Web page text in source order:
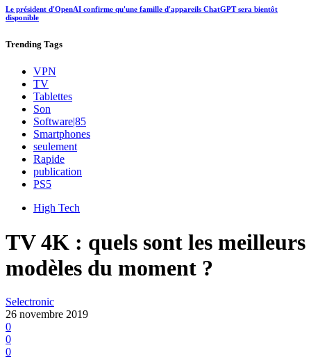
Le président d'OpenAI confirme qu'une famille d'appareils ChatGPT sera bientôt
disponible
Trending Tags
VPN
TV
Tablettes
Son
Software|85
Smartphones
seulement
Rapide
publication
PS5
High Tech
TV 4K : quels sont les meilleurs
modèles du moment ?
Selectronic
26 novembre 2019
0
0
0